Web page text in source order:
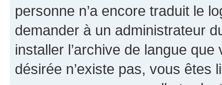
personne n’a encore traduit le
demander à un administrateur
installer l’archive de langue
désirée n’existe pas, vous êtes